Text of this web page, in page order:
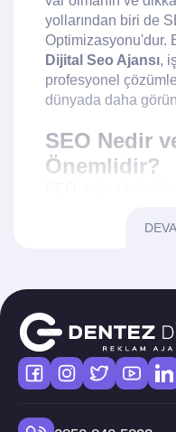
yollarından biri de
Optimizasyonu'dur.
Dijital Seo Ajansı,
profesyonel
dünyada daha
SEO Nedir
Önemlidir?
stratejik çalışmaları
müşteri kazanmak
olarak, daha etkili
geliştirmelerine
İzmir Dijital
Hizmetleri